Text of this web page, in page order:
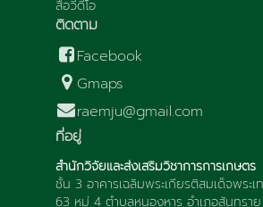
สื่อวีดีโอ
ติดตาม
Facebook
Gmaps
raemju@gmail.com
ที่อยู่
สำนักวิจัยและส่งเสริมวิชาการการเกษตร
ชั้น 3 อาคารเฉลิมพระเกียรติสมเด็จพระ
63 หมู่ 4 ตำบลหนองหาร อำเภอสันทรา